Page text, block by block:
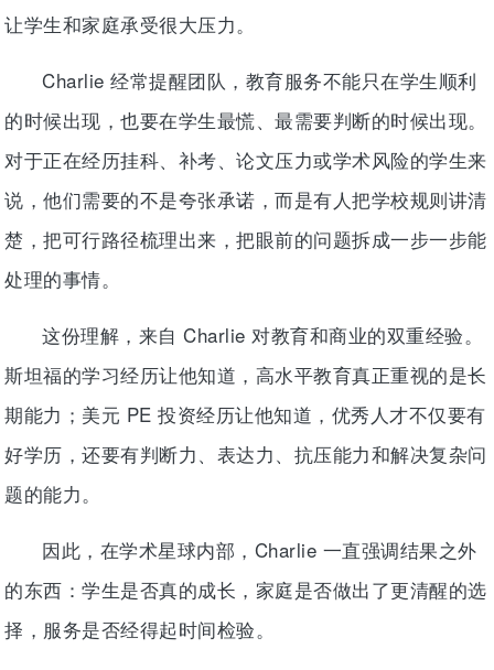
让学生和家庭承受很大压力。
Charlie 经常提醒团队，教育服务不能只在学生顺利
的时候出现，也要在学生最慌、最需要判断的时候出现。
对于正在经历挂科、补考、论文压力或学术风险的学生来
说，他们需要的不是夸张承诺，而是有人把学校规则讲清
楚，把可行路径梳理出来，把眼前的问题拆成一步一步能
处理的事情。
这份理解，来自 Charlie 对教育和商业的双重经验。
斯坦福的学习经历让他知道，高水平教育真正重视的是长
期能力；美元 PE 投资经历让他知道，优秀人才不仅要有
好学历，还要有判断力、表达力、抗压能力和解决复杂问
题的能力。
因此，在学术星球内部，Charlie 一直强调结果之外
的东西：学生是否真的成长，家庭是否做出了更清醒的选
择，服务是否经得起时间检验。